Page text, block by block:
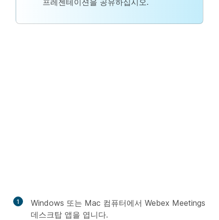
프레젠테이션을 공유하십시오.
1
Windows 또는 Mac 컴퓨터에서 Webex Meetings
데스크탑 앱을 엽니다.